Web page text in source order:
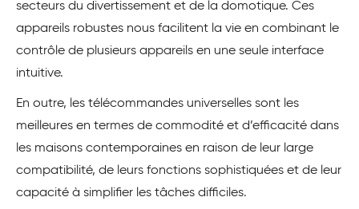
secteurs du divertissement et de la domotique. Ces
appareils robustes nous facilitent la vie en combinant le
contrôle de plusieurs appareils en une seule interface
intuitive.
En outre, les télécommandes universelles sont les
meilleures en termes de commodité et d’efficacité dans
les maisons contemporaines en raison de leur large
compatibilité, de leurs fonctions sophistiquées et de leur
capacité à simplifier les tâches difficiles.